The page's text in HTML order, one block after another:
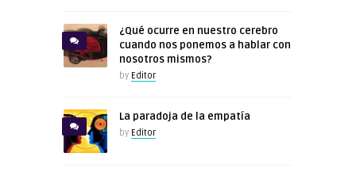
¿Qué ocurre en nuestro cerebro
cuando nos ponemos a hablar con
nosotros mismos?
by Editor
La paradoja de la empatía
by Editor